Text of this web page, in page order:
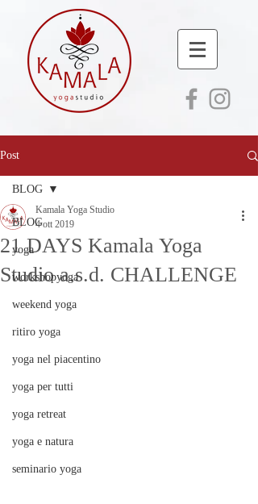
Post
BLOG
yoga
workshopyoga
weekend yoga
ritiro yoga
yoga nel piacentino
yoga per tutti
yoga retreat
yoga e natura
seminario yoga
BLOG
21 DAYS Kamala Yoga
Studio a.s.d. CHALLENGE
Kamala Yoga Studio
4 ott 2019